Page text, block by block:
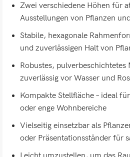
Zwei verschiedene Höhen für
Ausstellungen von Pflanzen
Stabile, hexagonale
und zuverlässigen Halt von
Robustes, pulverbeschichtetes
zuverlässig vor Wasser und
Kompakte Stellfläche – ideal
oder enge Wohnbereiche
Vielseitig einsetzbar als
oder Präsentationsständer für